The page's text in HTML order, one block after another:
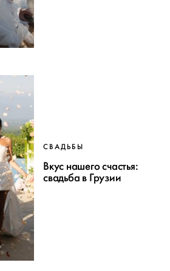
СВАДЬБЫ
Вкус нашего счастья:
свадьба в Грузии